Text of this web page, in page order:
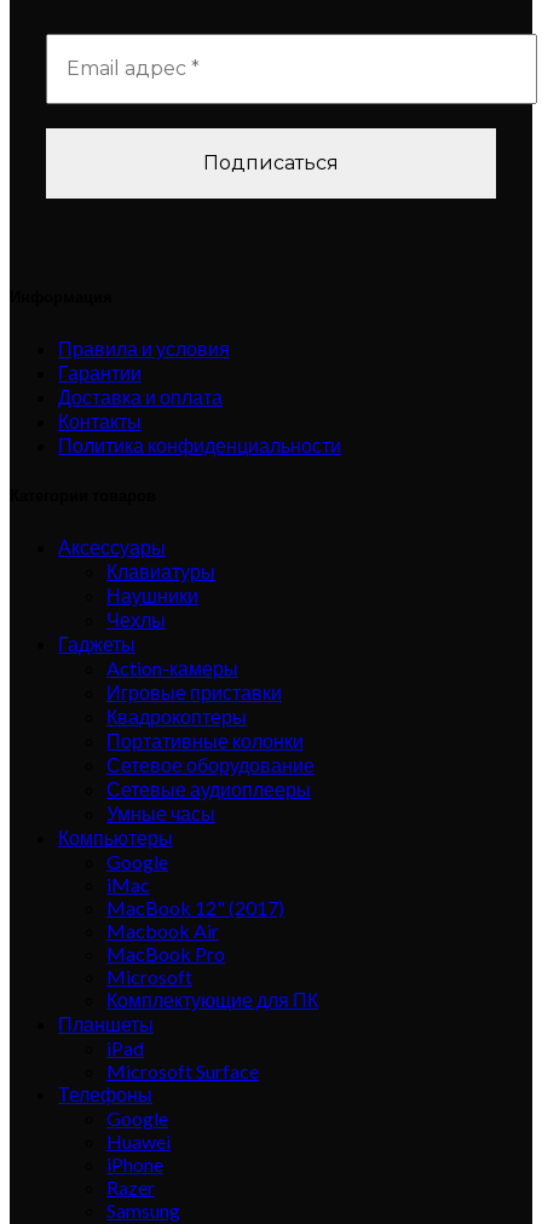
Правила и условия
Гарантии
Доставка и оплата
Контакты
Политика конфиденциальности
Аксессуары
Клавиатуры
Наушники
Чехлы
Гаджеты
Action-камеры
Игровые приставки
Квадрокоптеры
Портативные колонки
Сетевое оборудование
Сетевые аудиоплееры
Умные часы
Компьютеры
Google
iMac
MacBook 12" (2017)
Macbook Air
MacBook Pro
Microsoft
Комплектующие для ПК
Планшеты
iPad
Microsoft Surface
Телефоны
Google
Huawei
iPhone
Razer
Samsung